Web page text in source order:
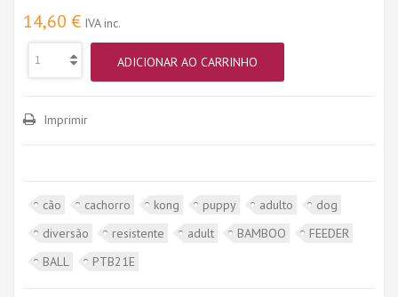
14,60 € IVA inc.
ADICIONAR AO CARRINHO
Imprimir
cão cachorro kong puppy adulto
dog
diversão
resistente adult BAMBOO
FEEDER
BALL
PTB21E